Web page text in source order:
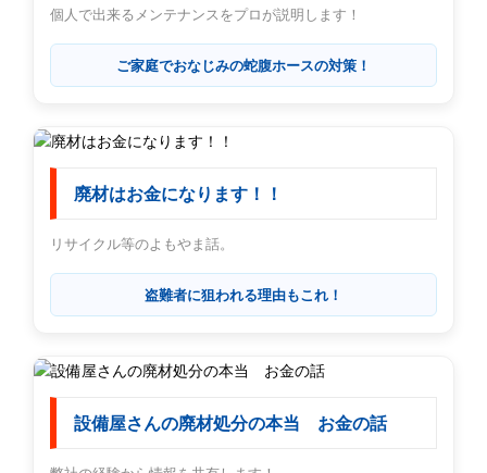
個人で出来るメンテナンスをプロが説明します！
ご家庭でおなじみの蛇腹ホースの対策！
廃材はお金になります！！
リサイクル等のよもやま話。
盗難者に狙われる理由もこれ！
設備屋さんの廃材処分の本当 お金の話